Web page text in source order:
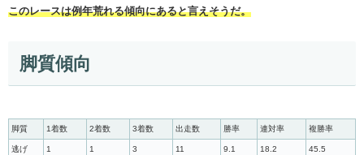
このレースは例年荒れる傾向にあると言えそうだ。
脚質傾向
脚質 1着数 2着数 3着数 出走数 勝率 連対率 複勝率
逃げ 1 1 3 11 9.1 18.2 45.5